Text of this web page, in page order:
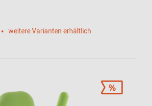
weitere Varianten erhältlich